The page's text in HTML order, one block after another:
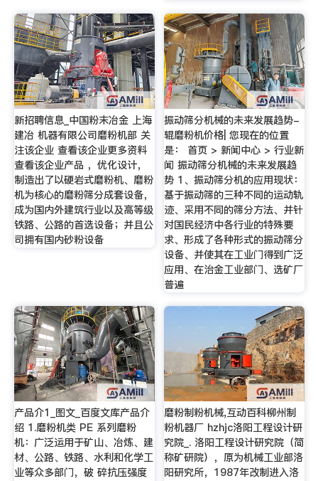
新招聘信息_中国粉末冶金 上海
建冶 机器有限公司磨粉机部 关
注该企业 查看该企业更多资料
查看该企业产品 ，优化设计，
制造出了以硬岩式磨粉机、磨粉
机为核心的磨粉筛分成套设备，
成为国内外建筑行业以及高等级
铁路、公路的首选设备；并且公
司拥有国内砂粉设备
振动筛分机械的未来发展趋势-
辊磨粉机价格| 您现在的位置
是： 首页 > 新闻中心 > 行业新
闻 振动筛分机械的未来发展趋
势 1、振动筛分机的应用现状：
基于振动筛的三种不同的运动轨
迹、采用不同的筛分方法、并针
对国民经济中各行业的特殊要
求、形成了各种形式的振动筛分
设备、并使其在工业门得到广泛
应用、在治金工业部门、选矿厂
普遍
产品介1_图文_百度文库产品介
绍 1.磨粉机类 PE 系列磨粉
机：广泛运用于矿山、冶炼、建
材、公路、铁路、水利和化学工
业等众多部门，破 碎抗压强度
磨粉制粉机械,互动百科柳州制
粉机器厂 hzhjc洛阳工程设计研
究院_. 洛阳工程设计研究院（简
称矿研院），原为机械工业部洛
阳研究所，1987年改制进入洛